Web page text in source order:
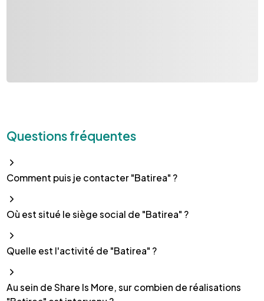
Questions fréquentes
Comment puis je contacter "Batirea" ?
Où est situé le siège social de "Batirea" ?
Quelle est l'activité de "Batirea" ?
Au sein de Share Is More, sur combien de réalisations